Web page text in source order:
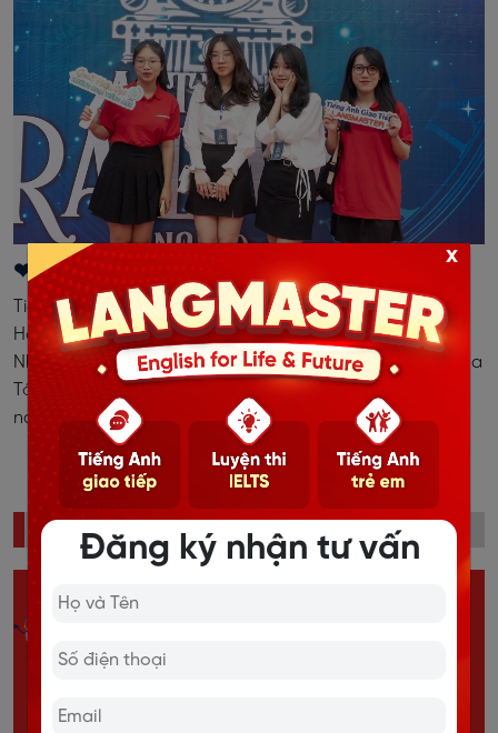
❤ LANGMASTER GỌI !!! AOF-ERS TRẢ LỜI
Tiếp tục chuỗi hành trình đồng hành cùng Tân sinh viên,
Học viện Tài chính là điểm đến hiện tại của Langmaster!!
Nhà Lang chúng tớ rất vui vì được là 1 phần đáng nhớ của
Tân sinh viên Học viện Tài chính trong ngày hội đặc biệt
này!
ĐỌC NHIỀU
Đăng ký nhận tư vấn
x